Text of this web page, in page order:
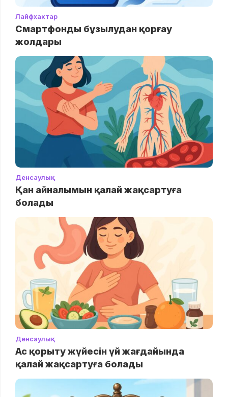
Лайфхактар
Смартфонды бұзылудан қорғау
жолдары
Денсаулық
Қан айналымын қалай жақсартуға
болады
Денсаулық
Ас қорыту жүйесін үй жағдайында
қалай жақсартуға болады